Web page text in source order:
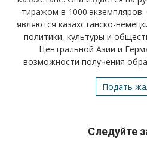
тиражом в 1000
являются казахстанско-
политики, культуры и
Центральной Азии и
возможности получения
Подать
Следуйте